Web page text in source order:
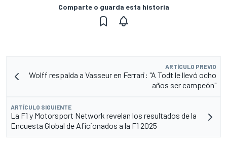
Comparte o guarda esta historia
ARTÍCULO PREVIO
Wolff respalda a Vasseur en Ferrari: "A Todt le llevó ocho
años ser campeón"
ARTÍCULO SIGUIENTE
La F1 y Motorsport Network revelan los resultados de la
Encuesta Global de Aficionados a la F1 2025